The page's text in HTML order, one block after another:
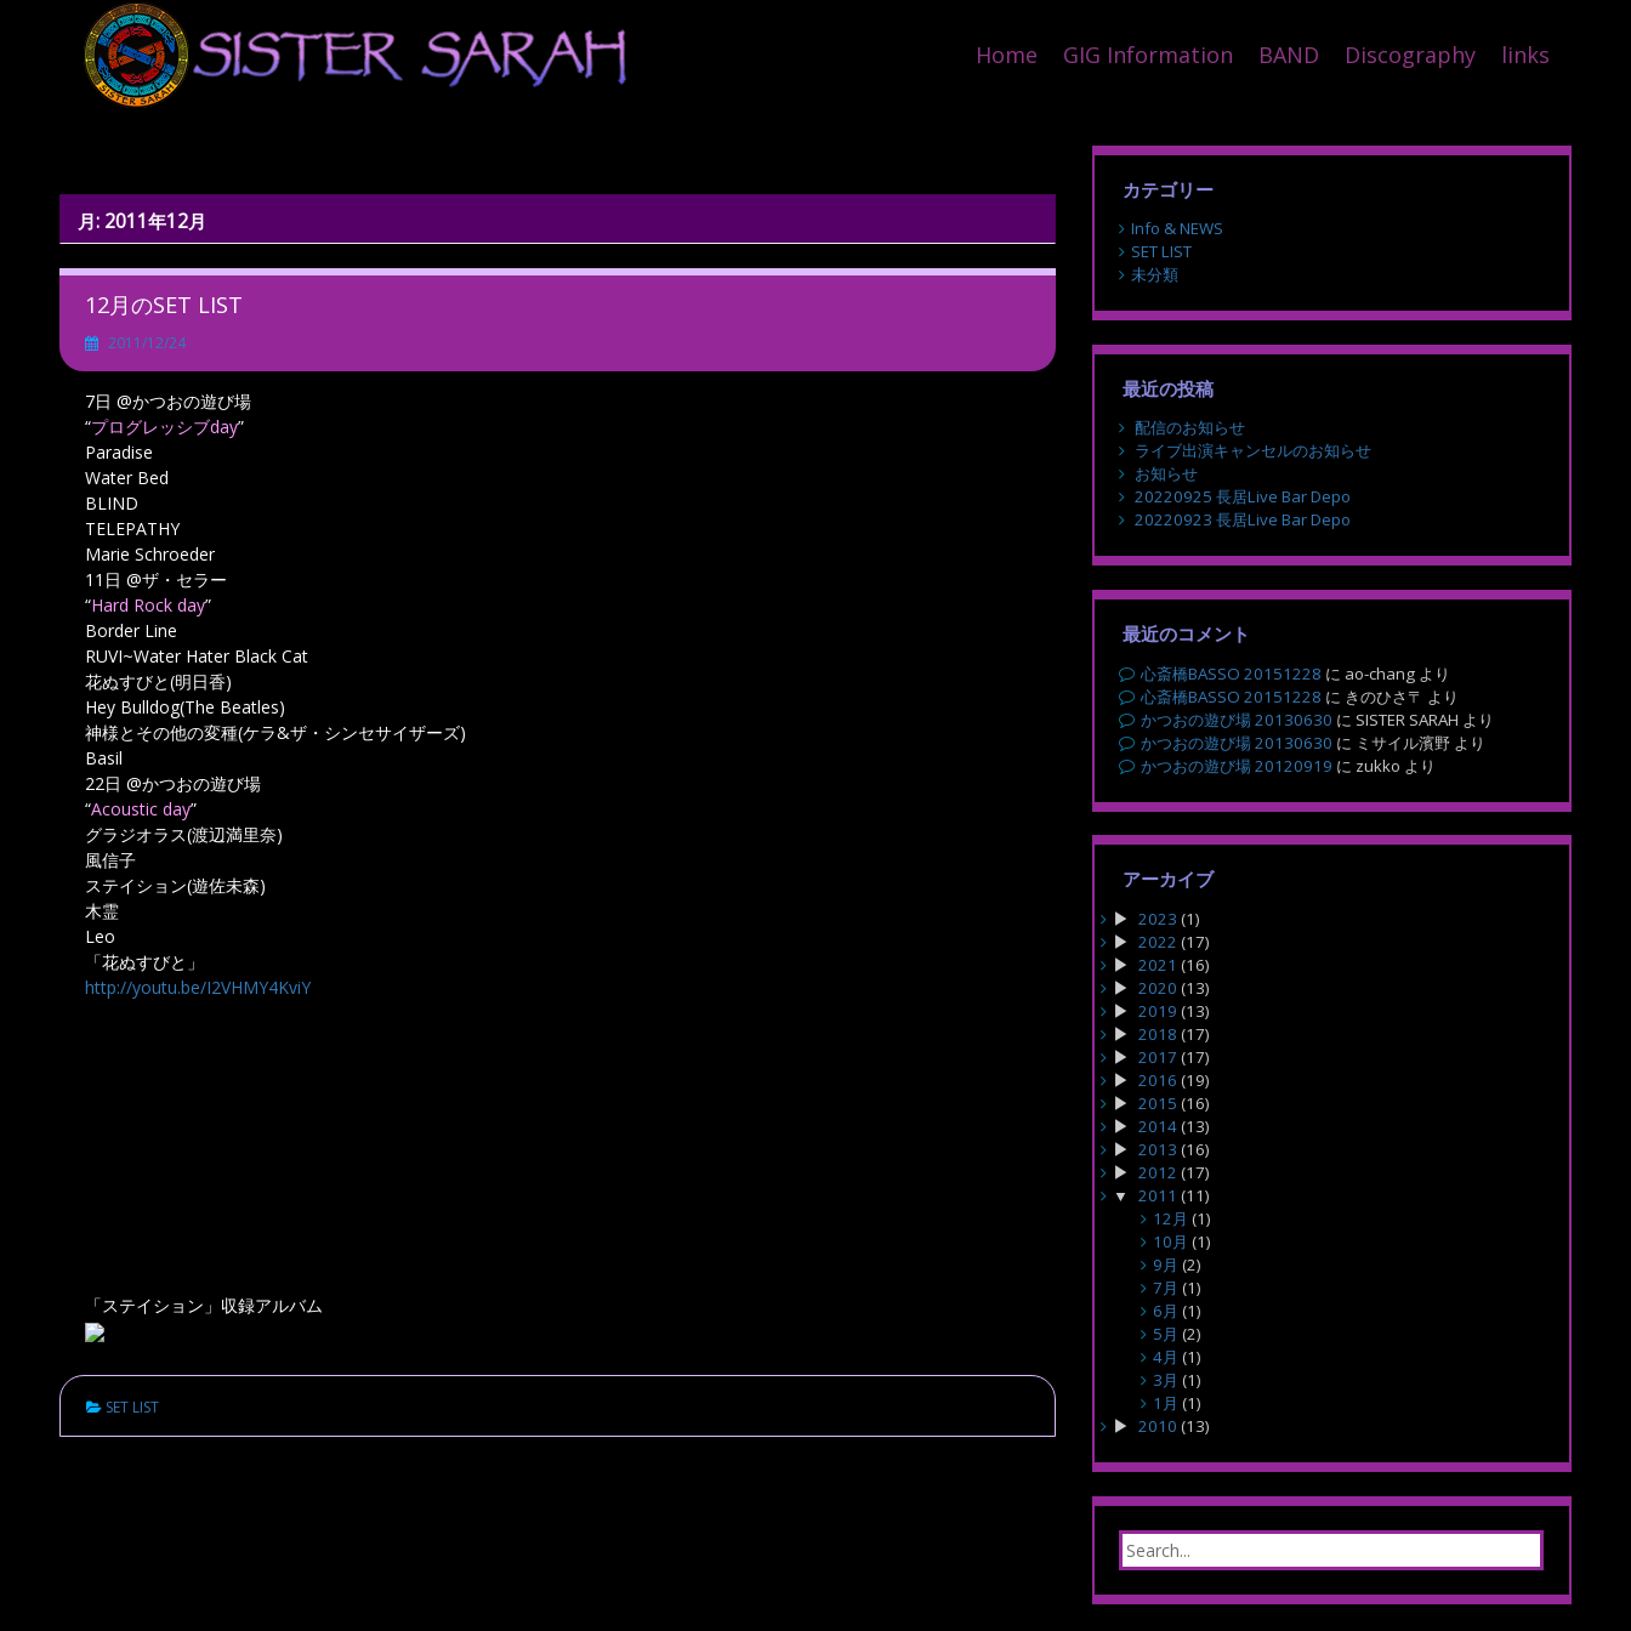
Home GIG Information BAND Discography links
月: 2011年12月
12月のSET LIST
2011/12/24
7日 @かつおの遊び場
“プログレッシブday”
Paradise
Water Bed
BLIND
TELEPATHY
Marie Schroeder
11日 @ザ・セラー
“Hard Rock day”
Border Line
RUVI~Water Hater Black Cat
花ぬすびと(明日香)
Hey Bulldog(The Beatles)
神様とその他の変種(ケラ&ザ・シンセサイザーズ)
Basil
22日 @かつおの遊び場
“Acoustic day”
グラジオラス(渡辺満里奈)
風信子
ステイション(遊佐未森)
木霊
Leo
「花ぬすびと」
http://youtu.be/I2VHMY4KviY
「ステイション」収録アルバム
SET LIST
カテゴリー
Info & NEWS
SET LIST
未分類
最近の投稿
配信のお知らせ
ライブ出演キャンセルのお知らせ
お知らせ
20220925 長居Live Bar Depo
20220923 長居Live Bar Depo
最近のコメント
心斎橋BASSO 20151228 に ao-changより
心斎橋BASSO 20151228 に きのひさ〒 より
かつおの遊び場 20130630 に SISTER SARAH より
かつおの遊び場 20130630 に ミサイル濱野より
かつおの遊び場 20120919 に zukko より
アーカイブ
2023 (1)
2022 (17)
2021 (16)
2020 (13)
2019 (13)
2018 (17)
2017 (17)
2016 (19)
2015 (16)
2014(13)
2013 (16)
2012 (17)
2011 (11)
12月 (1)
10月 (1)
9月 (2)
7月 (1)
6月 (1)
5月 (2)
4月 (1)
3月 (1)
1月 (1)
2010 (13)